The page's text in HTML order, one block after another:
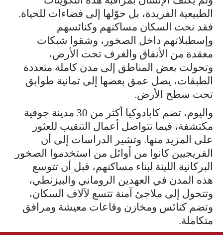
الطبيعية الفريدة، بل حوّلها إلى فضاءات للحياة.
فقد نحت السكان مساكنهم وكنائسهم
وإسطبلاتهم داخل الصخور، وشقوا شبكات
معقدة من الأنفاق والغرف تحت الأرض،
وتحولت بعض المناطق إلى مدن كاملة متعددة
الطبقات، يصل عمق بعضها إلى ثمانية طوابق
تحت سطح الأرض.
واليوم، تضم كابادوكيا أكثر من 30 مدينة جوفية
مكتشفة، فيما تتواصل أعمال التنقيب للعثور
على المزيد منها. وتشير الدراسات إلى أن
الفريجيين كانوا من أوائل من استخدموا الصخور
البركانية اللينة لبناء مساكنهم، قبل أن تتوسع
هذه المدن في العهدين الروماني والبيزنطي،
وتتحول إلى ملاجئ آمنة تتسع لآلاف السكان،
وتضم كنائس ومخازن وقاعات معيشة ومرافق
متكاملة.